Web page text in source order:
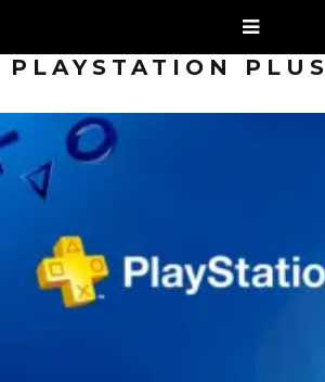
PLAYSTATION PLUS